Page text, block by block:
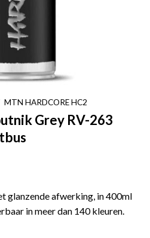
MTN HARDCORE HC2
Grey RV-263
afwerking, in 400ml
in meer dan 140 kleuren.